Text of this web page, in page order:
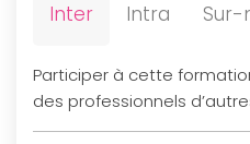
Inter Intra Sur-
Participer à cette
des professionnels